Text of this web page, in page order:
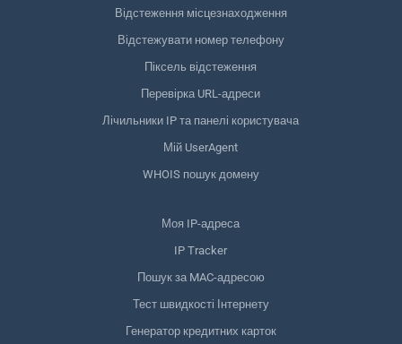
Відстеження місцезнаходження
Відстежувати номер телефону
Піксель відстеження
Перевірка URL-адреси
Лічильники IP та панелі користувача
Мій UserAgent
WHOIS пошук домену
Моя IP-адреса
IP Tracker
Пошук за MAC-адресою
Тест швидкості Інтернету
Генератор кредитних карток